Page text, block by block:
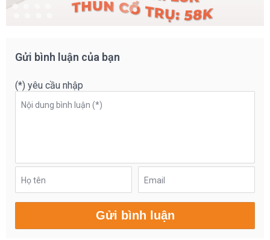
Gửi bình luận của bạn
(*) yêu cầu nhập
Nội dung bình luận (*)
Họ tên Email